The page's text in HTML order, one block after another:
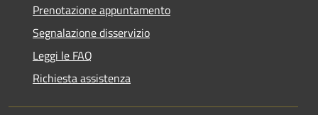
Prenotazione appuntamento
Segnalazione disservizio
Leggi le FAQ
Richiesta assistenza